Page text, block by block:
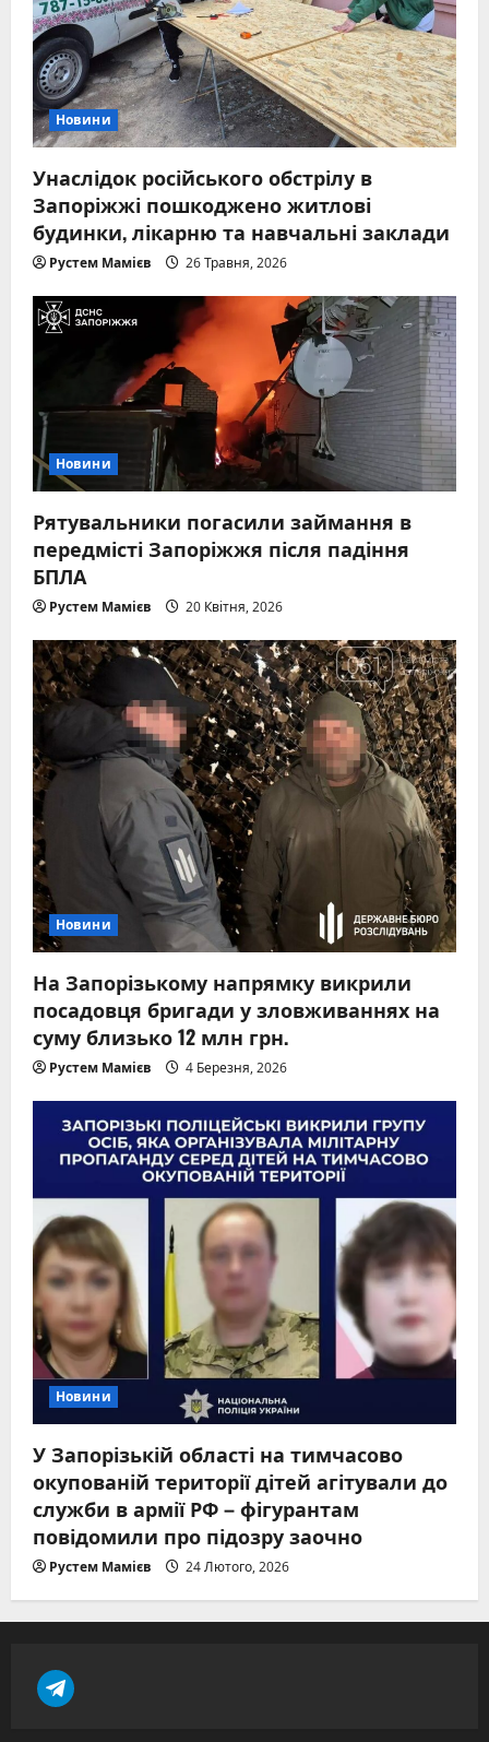
Новини
Унаслідок російського обстрілу в
Запоріжжі пошкоджено житлові
будинки, лікарню та навчальні заклади
Рустем Мамієв 26 Травня, 2026
Новини
Рятувальники погасили займання в
передмісті Запоріжжя після падіння
БПЛА
Рустем Мамієв 20 Квітня, 2026
Новини
На Запорізькому напрямку викрили
посадовця бригади у зловживаннях на
суму близько 12 млн грн.
Рустем Мамієв 4 Березня, 2026
Новини
У Запорізькій області на тимчасово
окупованій території дітей агітували до
служби в армії РФ – фігурантам
повідомили про підозру заочно
Рустем Мамієв 24 Лютого, 2026
t
e